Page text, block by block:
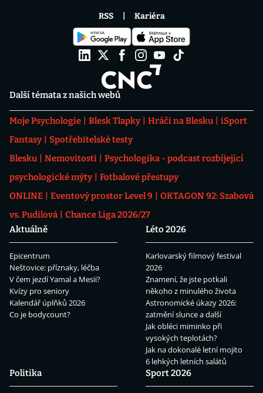
Další témata z našich webů
Moje Psychologie Blesk Tlapky Hráči na Blesku
iSport
Fantasy
Spotřebitelské testy
Blesku
Nemovitosti
Psychologika - podcast rozbíjející
psychologické mýty
Fotbalové přestupy
ONLINE
Eventový prostor Level 9
OKTAGON 92: Szabová
vs. Pudilová
Chance Liga 2026/27
Aktuálně
Epicentrum
Neštovice: příznaky, léčba
V čem jezdí Yamal a Mesii?
Kvízy pro seniory
Kalendář úplňků 2026
Co je bodycount?
Léto 2026
Karlovarský filmový festival
2026
Znamení, že jste potkali
někoho z minulého života
Astronomické úkazy 2026:
zatmění slunce a další
Jak obléci miminko při
vysokých teplotách?
Jak na dokonalé letní mojito
6 lehkých letních salátů
Politika
Sport 2026
RSS Kariéra